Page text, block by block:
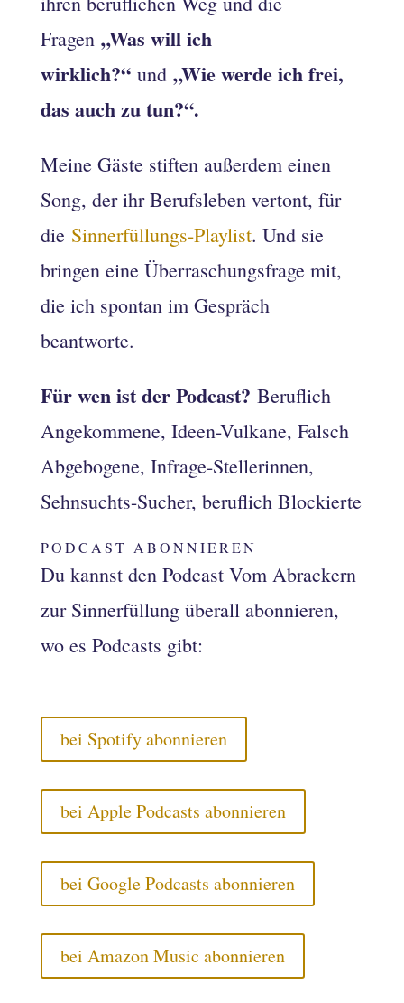
Fragen „Was will ich
wirklich?“ und „Wie werde ich frei,
das auch zu tun?“.
Meine Gäste stiften außerdem einen
Song, der ihr Berufsleben vertont, für
die Sinnerfüllungs-Playlist. Und sie
bringen eine Überraschungsfrage mit,
die ich spontan im Gespräch
beantworte.
Für wen ist der Podcast? Beruflich
Angekommene, Ideen-Vulkane, Falsch
Abgebogene, Infrage-Stellerinnen,
Sehnsuchts-Sucher, beruflich Blockierte
PODCAST ABONNIEREN
Du kannst den Podcast Vom Abrackern
zur Sinnerfüllung überall abonnieren,
wo es Podcasts gibt:
bei Spotify abonnieren
bei Apple Podcasts abonnieren
bei Google Podcasts abonnieren
bei Amazon Music abonnieren